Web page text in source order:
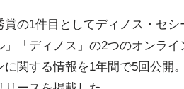
賞の1件目としてディノス・セ
」「ディノス」の2つのオンラ
に関する情報を1年間で5回公開